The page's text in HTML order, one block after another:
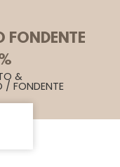
FONDENTE
&
/ FONDENTE